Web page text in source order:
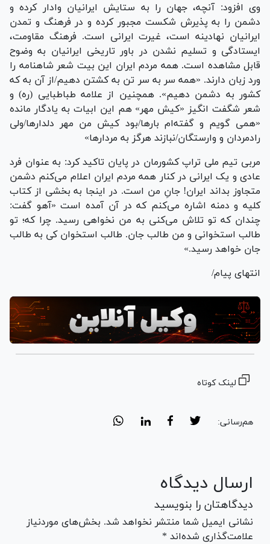
وی افزود: آنچه، جهان را به ستایش ایرانیان وادار کرده و
دشمن را به پذیرش شکست مجبور کرده و در فرهنگ و تمدن
ایرانیان نهادینه است، غیرت ایرانی است. فرهنگ مقاومت،
ایستادگی و تسلیم نشدن در باور تاریخی ایرانیان به وضوح
قابل مشاهده است. همه مردم ایران این بیت شعر شاهنامه را
ورد زبان دارند. «همه سر به سر تن به کشتن دهیم/از آن به که
کشور به دشمن دهیم». همچنین از علامه طباطبایی (ره) و
شعر شگفت انگیز «کیش مهر» هم این ابیات به یادگار مانده
«همی گویم و گفته‌ام بارها/بود کیش من مهر دلدارها/ولی
رادمردان و وارستگان/نبازند هرگز به مردارها»
مربی تیم ملی تراپ کشورمان در پایان تاکید کرد: به عنوان فرد
عادی و یک ایرانی در کنار همه مردم ایران اعلام می‌کنم دشمن
متجاوز بداند ایران! جانِ من است. در اینجا به بخشی از کتاب
کلیه و دمنه اشاره می‌کنم که در آن آمده است «آهو گفت:
چندان که تو تلاش می‌کنی به من نخواهی رسید. چرا که؛ تو
طالب استخوانی و من طالب جان. طالب استخوان کی به طالب
جان خواهد رسید.»
انتهای پیام/
لینک کوتاه
هم‌رسانی:
ارسال دیدگاه
دیدگاهتان را بنویسید
نشانی ایمیل شما منتشر نخواهد شد. بخش‌های موردنیاز
علامت‌گذاری شده‌اند *